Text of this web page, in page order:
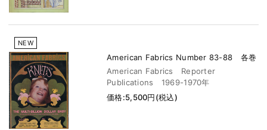
NEW
American Fabrics Number 83-88 各巻
American Fabrics Reporter
Publications 1969-1970年
価格:5,500円(税込)